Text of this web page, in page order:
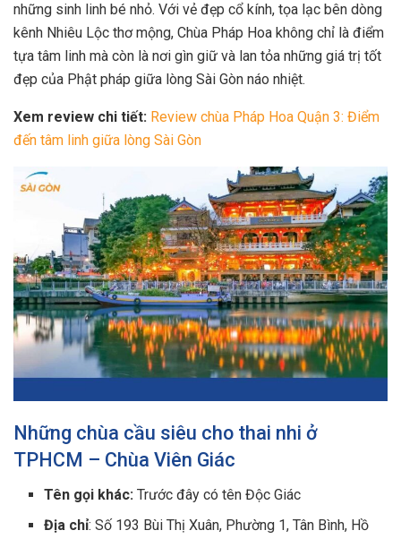
những sinh linh bé nhỏ. Với vẻ đẹp cổ kính, tọa lạc bên dòng
kênh Nhiêu Lộc thơ mộng, Chùa Pháp Hoa không chỉ là điểm
tựa tâm linh mà còn là nơi gìn giữ và lan tỏa những giá trị tốt
đẹp của Phật pháp giữa lòng Sài Gòn náo nhiệt.
Xem review chi tiết: Review chùa Pháp Hoa Quận 3: Điểm
đến tâm linh giữa lòng Sài Gòn
Những chùa cầu siêu cho thai nhi ở
TPHCM – Chùa Viên Giác
Tên gọi khác: Trước đây có tên Độc Giác
Địa chỉ: Số 193 Bùi Thị Xuân, Phường 1, Tân Bình, Hồ